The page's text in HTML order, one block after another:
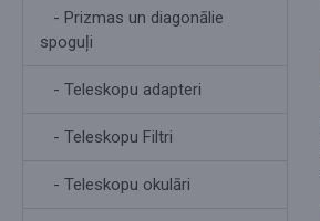
- Prizmas un diagonālie
spoguļi
- Teleskopu adapteri
- Teleskopu Filtri
- Teleskopu okulāri